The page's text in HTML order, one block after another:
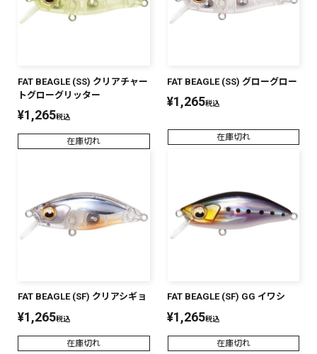
FAT BEAGLE (SS) クリアチャー
トグローグリッター
¥1,265税込
在庫切れ
FAT BEAGLE (SS) グローグロー
¥1,265税込
在庫切れ
FAT BEAGLE (SF) クリアシギョ
¥1,265税込
在庫切れ
FAT BEAGLE (SF) GG イワシ
¥1,265税込
在庫切れ